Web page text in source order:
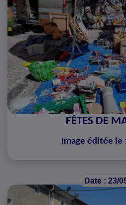
FÊTES DE
Image éditée
Date : 23/